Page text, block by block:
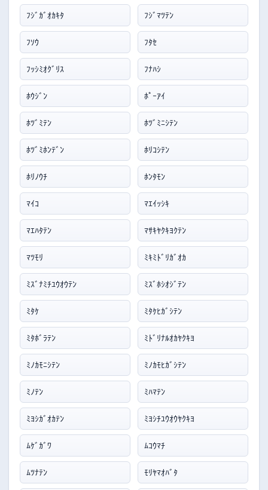
ﾌｼﾞｶﾞｵｶｷﾀ ﾌｼﾞﾏﾂﾃﾝ
ﾌｿｳ ﾌﾀｾ
ﾌｯｼﾐｵｸﾞﾘｽ ﾌﾅﾊｼ
ﾎｳｼﾞﾝ ﾎﾟｰｱｲ
ﾎﾂﾞﾐﾃﾝ ﾎﾂﾞﾐﾆｼﾃﾝ
ﾎﾂﾞﾐﾎﾝﾃﾞﾝ ﾎﾘｺｼﾃﾝ
ﾎﾘﾉｳﾁ ﾎﾝﾀﾓﾝ
ﾏｲｺ ﾏｴｲｯｼｷ
ﾏｴﾊﾀﾃﾝ ﾏｻｷﾔｸｷﾖｸﾃﾝ
ﾏﾂﾓﾘ ﾐｷﾐﾄﾞﾘｶﾞｵｶ
ﾐｽﾞﾅﾐﾁﾕｳｵｳﾃﾝ ﾐｽﾞﾎｼｵｼﾞﾃﾝ
ﾐﾀｹ ﾐﾀｹﾋｶﾞｼﾃﾝ
ﾐﾀﾎﾞﾗﾃﾝ ﾐﾄﾞﾘﾅﾙｵｶﾔｸｷﾖ
ﾐﾉｶﾓﾆｼﾃﾝ ﾐﾉｶﾓﾋｶﾞｼﾃﾝ
ﾐﾉﾃﾝ ﾐﾊﾏﾃﾝ
ﾐﾖｼｶﾞｵｶﾃﾝ ﾐﾖｼﾁﾕｳｵｳﾔｸｷﾖ
ﾑｹﾞｶﾞﾜ ﾑｺｳﾏﾁ
ﾑﾂﾅﾃﾝ ﾓﾘﾔﾏｵﾊﾞﾀ